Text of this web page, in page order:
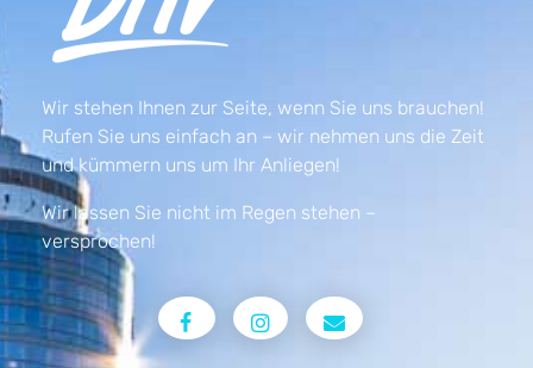
Wir stehen Ihnen zur Seite, wenn Sie uns brauchen!
Rufen Sie uns einfach an – wir nehmen uns die Zeit
und kümmern uns um Ihr Anliegen!
Wir lassen Sie nicht im Regen stehen –
versprochen!